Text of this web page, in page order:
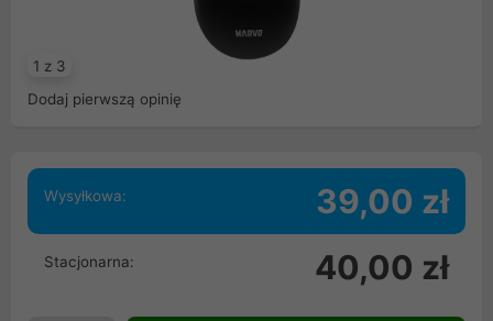
1 z 3
Dodaj pierwszą opinię
Wysyłkowa: 39,00 zł
Stacjonarna: 40,00 zł